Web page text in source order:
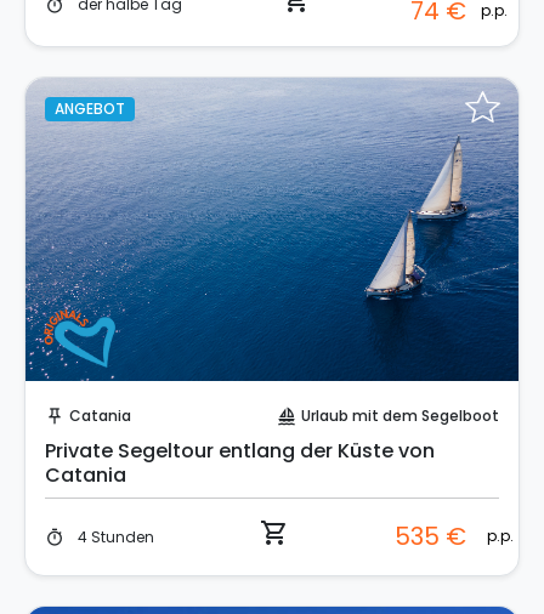
timer 74 € p.p.
ANGEBOT
push_pin Catania sailing Urlaub mit dem Segelboot
Private Segeltour entlang der Küste von
Catania
timer 4 Stunden shopping_cart 535 € p.p.